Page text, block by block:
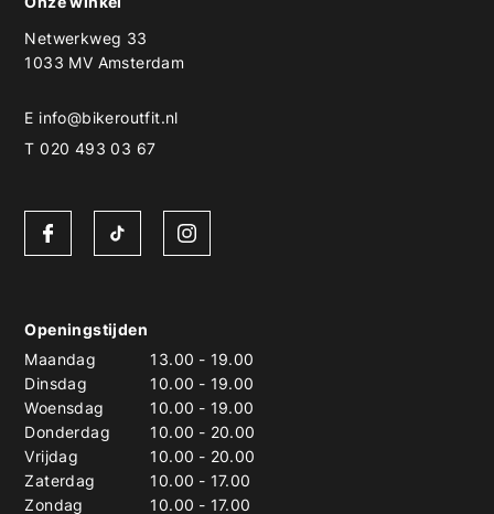
Netwerkweg 33
1033 MV Amsterdam
E info@bikeroutfit.nl
T 020 493 03 67
Openingstijden
Maandag
13.00 - 19.00
Dinsdag
10.00 - 19.00
Woensdag
10.00 - 19.00
Donderdag
10.00 - 20.00
Vrijdag
10.00 - 20.00
Zaterdag
10.00 - 17.00
Zondag
10.00 - 17.00